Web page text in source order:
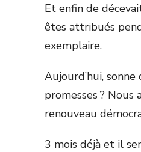
Et enfin de
êtes attribués
exemplaire.
Aujourd’hui,
promesses ?
renouveau
3 mois déjà et il